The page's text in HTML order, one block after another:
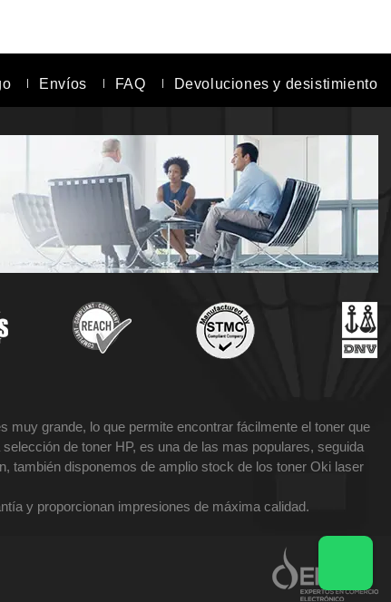
Envíos FAQ Devoluciones y desistimiento
grande, lo que permite encontrar fácilmente el toner que
de toner HP, es una de las mas populares, seguida
también disponemos de amplio stock de los toner Oki laser
y proporcionan impresiones de máxima calidad.